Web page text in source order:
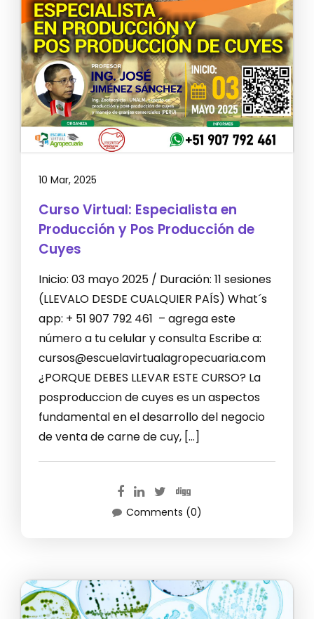
10 Mar, 2025
Curso Virtual: Especialista en
Producción y Pos Producción de
Cuyes
Inicio: 03 mayo 2025 / Duración: 11 sesiones
(LLEVALO DESDE CUALQUIER PAÍS) What´s
app: + 51 907 792 461 – agrega este
número a tu celular y consulta Escribe a:
cursos@escuelavirtualagropecuaria.com
¿PORQUE DEBES LLEVAR ESTE CURSO? La
posproduccion de cuyes es un aspectos
fundamental en el desarrollo del negocio
de venta de carne de cuy, […]
Comments (0)